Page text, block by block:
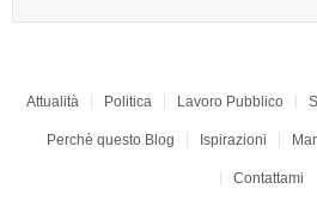
Attualità Politica Lavoro Pubblico
Perchè questo Blog Ispirazioni
Contattami